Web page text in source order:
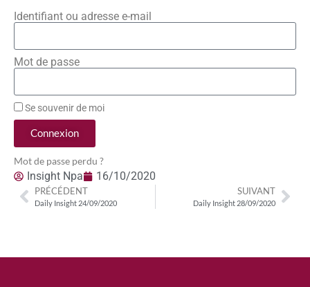
Identifiant ou adresse e-mail
Mot de passe
Se souvenir de moi
Connexion
Mot de passe perdu ?
Insight Npa 16/10/2020
PRÉCÉDENT
Daily Insight 24/09/2020
SUIVANT
Daily Insight 28/09/2020